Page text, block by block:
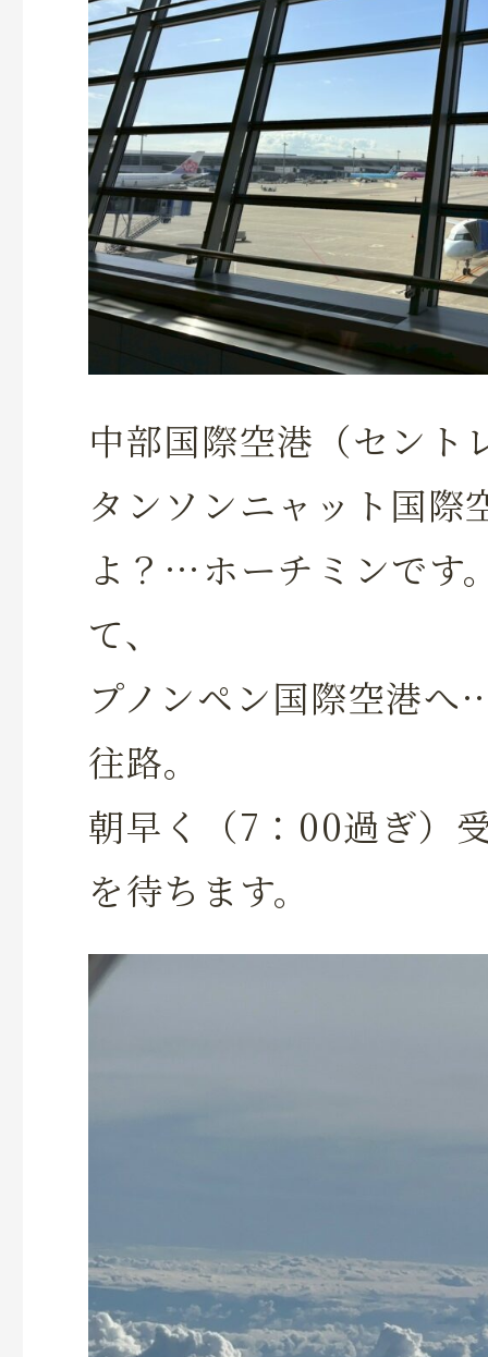
中部国際空港（セント
タンソンニャット国際
よ？…ホーチミンです
て、
プノンペン国際空港
往路。
朝早く（7：00過ぎ）
を待ちます。